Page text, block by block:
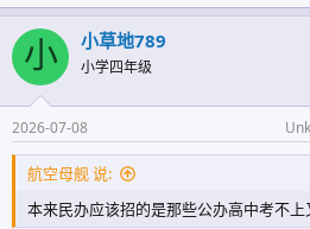
:
小 小草地789
小学四年级
2026-07-08
航空母舰 说:
本来民办应该招的是那些公办高中考不